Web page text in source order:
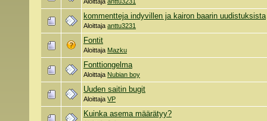
Aloittaja anttu3231
kommentteja indyvillen ja kairon baarin uudistuksista
Aloittaja anttu3231
Fontit
Aloittaja Mazku
Fonttiongelma
Aloittaja Nubian boy
Uuden saitin bugit
Aloittaja VP
Kuinka asema määrätyy?